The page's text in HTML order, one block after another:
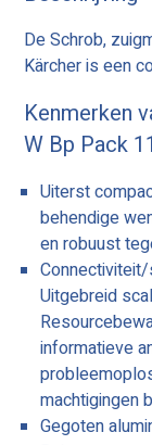
De Schrob,
Kärcher is een
Kenmerken
W Bp Pack
Uiterst
behendige
en robuust
Uitgebreid
informatieve
machtigingen
Gegoten